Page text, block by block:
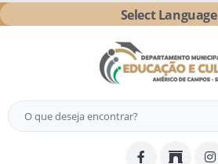
Select Language